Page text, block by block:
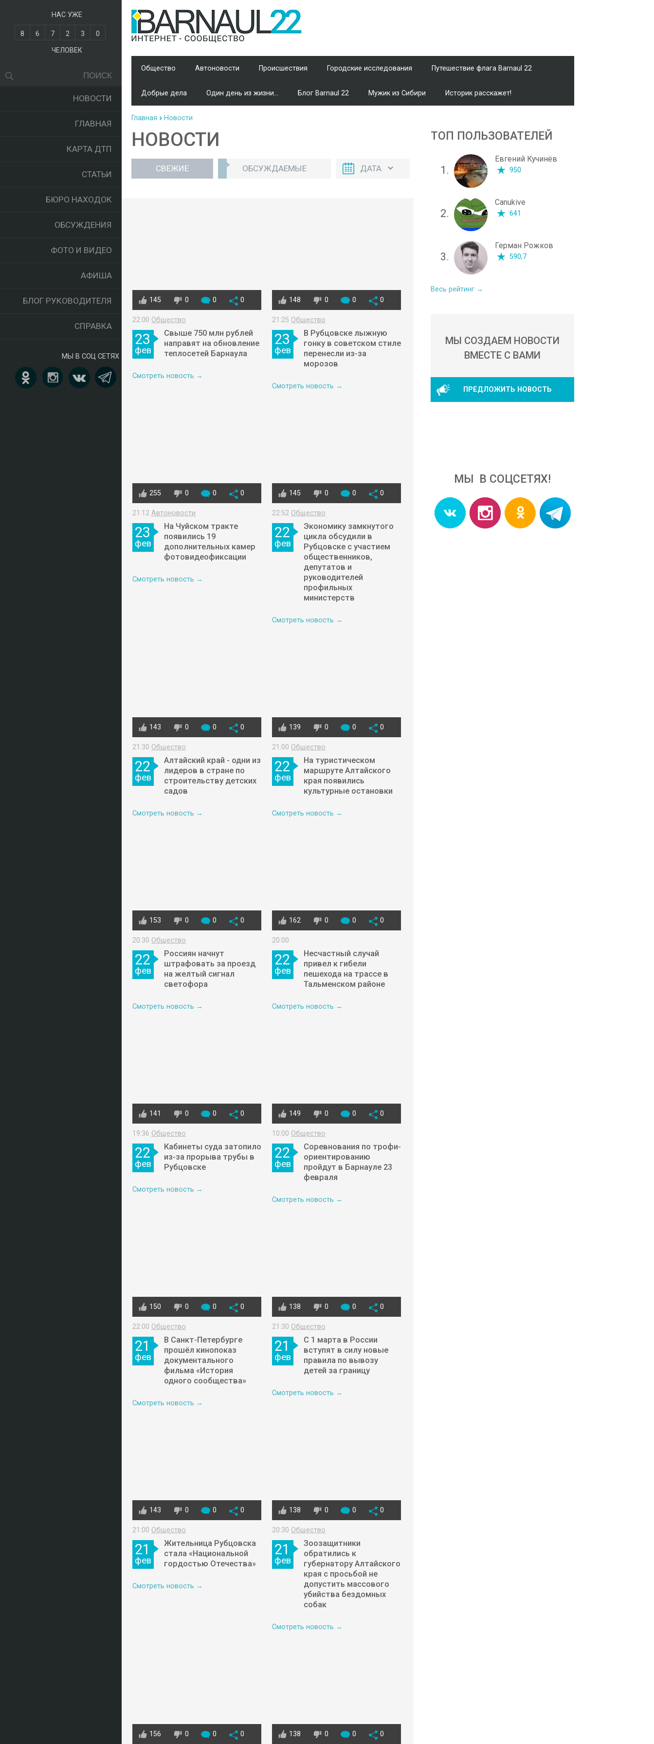
НАС УЖЕ
8 6 7 2 3
0
ЧЕЛОВЕК
НОВОСТИ
ГЛАВНАЯ
КАРТА ДТП
СТАТЬИ
БЮРО НАХОДОК
ОБСУЖДЕНИЯ
ФОТО И ВИДЕО
АФИША
БЛОГ РУКОВОДИТЕЛЯ
СПРАВКА
МЫ В СОЦ СЕТЯХ
Общество Автоновости Происшествия Городские исследования Путешествие флага Barnaul 22
Добрые дела Один день из жизни... Блог Barnaul 22 Мужик из Сибири Историк расскажет!
Главная Новости
НОВОСТИ
СВЕЖИЕ ОБСУЖДАЕМЫЕ ДАТА
145 0 0 0
22:00 Общество
23
фев
Свыше 750 млн рублей
направят на обновление
теплосетей Барнаула
Смотреть новость →
148 0 0 0
21:25 Общество
23
фев
В Рубцовске лыжную
гонку в советском стиле
перенесли из-за
морозов
Смотреть новость →
255 0 0 0
21:12 Автоновости
23
фев
На Чуйском тракте
появились 19
дополнительных камер
фотовидеофиксации
Смотреть новость →
145 0 0 0
22:52 Общество
22
фев
Экономику замкнутого
цикла обсудили в
Рубцовске с участием
общественников,
депутатов и
руководителей
профильных
министерств
Смотреть новость →
143 0 0 0
21:30 Общество
22
фев
Алтайский край - одни из
лидеров в стране по
строительству детских
садов
Смотреть новость →
139 0 0 0
21:00 Общество
22
фев
На туристическом
маршруте Алтайского
края появились
культурные остановки
Смотреть новость →
153 0 0 0
20:30 Общество
22
фев
Россиян начнут
штрафовать за проезд
на желтый сигнал
светофора
Смотреть новость →
162 0 0 0
20:00
22
фев
Несчастный случай
привел к гибели
пешехода на трассе в
Тальменском районе
Смотреть новость →
141 0 0 0
19:36 Общество
22
фев
Кабинеты суда затопило
из-за прорыва трубы в
Рубцовске
Смотреть новость →
149 0 0 0
10:00 Общество
22
фев
Соревнования по трофи-
ориентированию
пройдут в Барнауле 23
февраля
Смотреть новость →
150 0 0 0
22:00 Общество
21
фев
В Санкт-Петербурге
прошёл кинопоказ
документального
фильма «История
одного сообщества»
Смотреть новость →
138 0 0 0
21:30 Общество
21
фев
С 1 марта в России
вступят в силу новые
правила по вывозу
детей за границу
Смотреть новость →
143 0 0 0
21:00 Общество
21
фев
Жительница Рубцовска
стала «Национальной
гордостью Отечества»
Смотреть новость →
138 0 0 0
20:30 Общество
21
фев
Зоозащитники
обратились к
губернатору Алтайского
края с просьбой не
допустить массового
убийства бездомных
собак
Смотреть новость →
156 0 0 0 138 0 0 0
ТОП ПОЛЬЗОВАТЕЛЕЙ
1.
Евгений Кучинёв
950
2.
Canukive
641
3.
Герман Рожков
590,7
Весь рейтинг →
МЫ СОЗДАЕМ НОВОСТИ
ВМЕСТЕ С ВАМИ
ПРЕДЛОЖИТЬ НОВОСТЬ
МЫ В СОЦСЕТЯХ!